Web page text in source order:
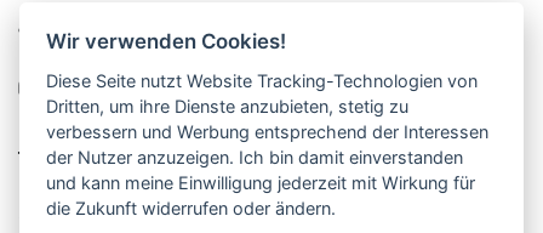
Pucher Straße 10, Fürstenfeldbruck
08141-12269
shop@englschalk.de
Öffnungszeiten
Wir verwenden Cookies!
Diese Seite nutzt Website Tracking-Technologien von
Dritten, um ihre Dienste anzubieten, stetig zu
verbessern und Werbung entsprechend der Interessen
der Nutzer anzuzeigen. Ich bin damit einverstanden
und kann meine Einwilligung jederzeit mit Wirkung für
die Zukunft widerrufen oder ändern.